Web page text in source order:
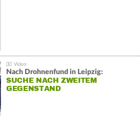
Nach Drohnenfund in Leipzig:
SUCHE NACH ZWEITEM
GEGENSTAND